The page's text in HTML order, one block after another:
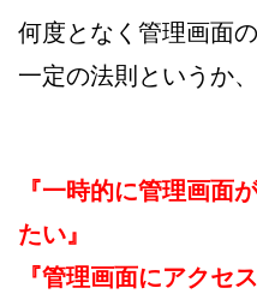
何度となく管理画面
一定の法則というか
『一時的に管理画面
たい』
『管理画面にアクセ